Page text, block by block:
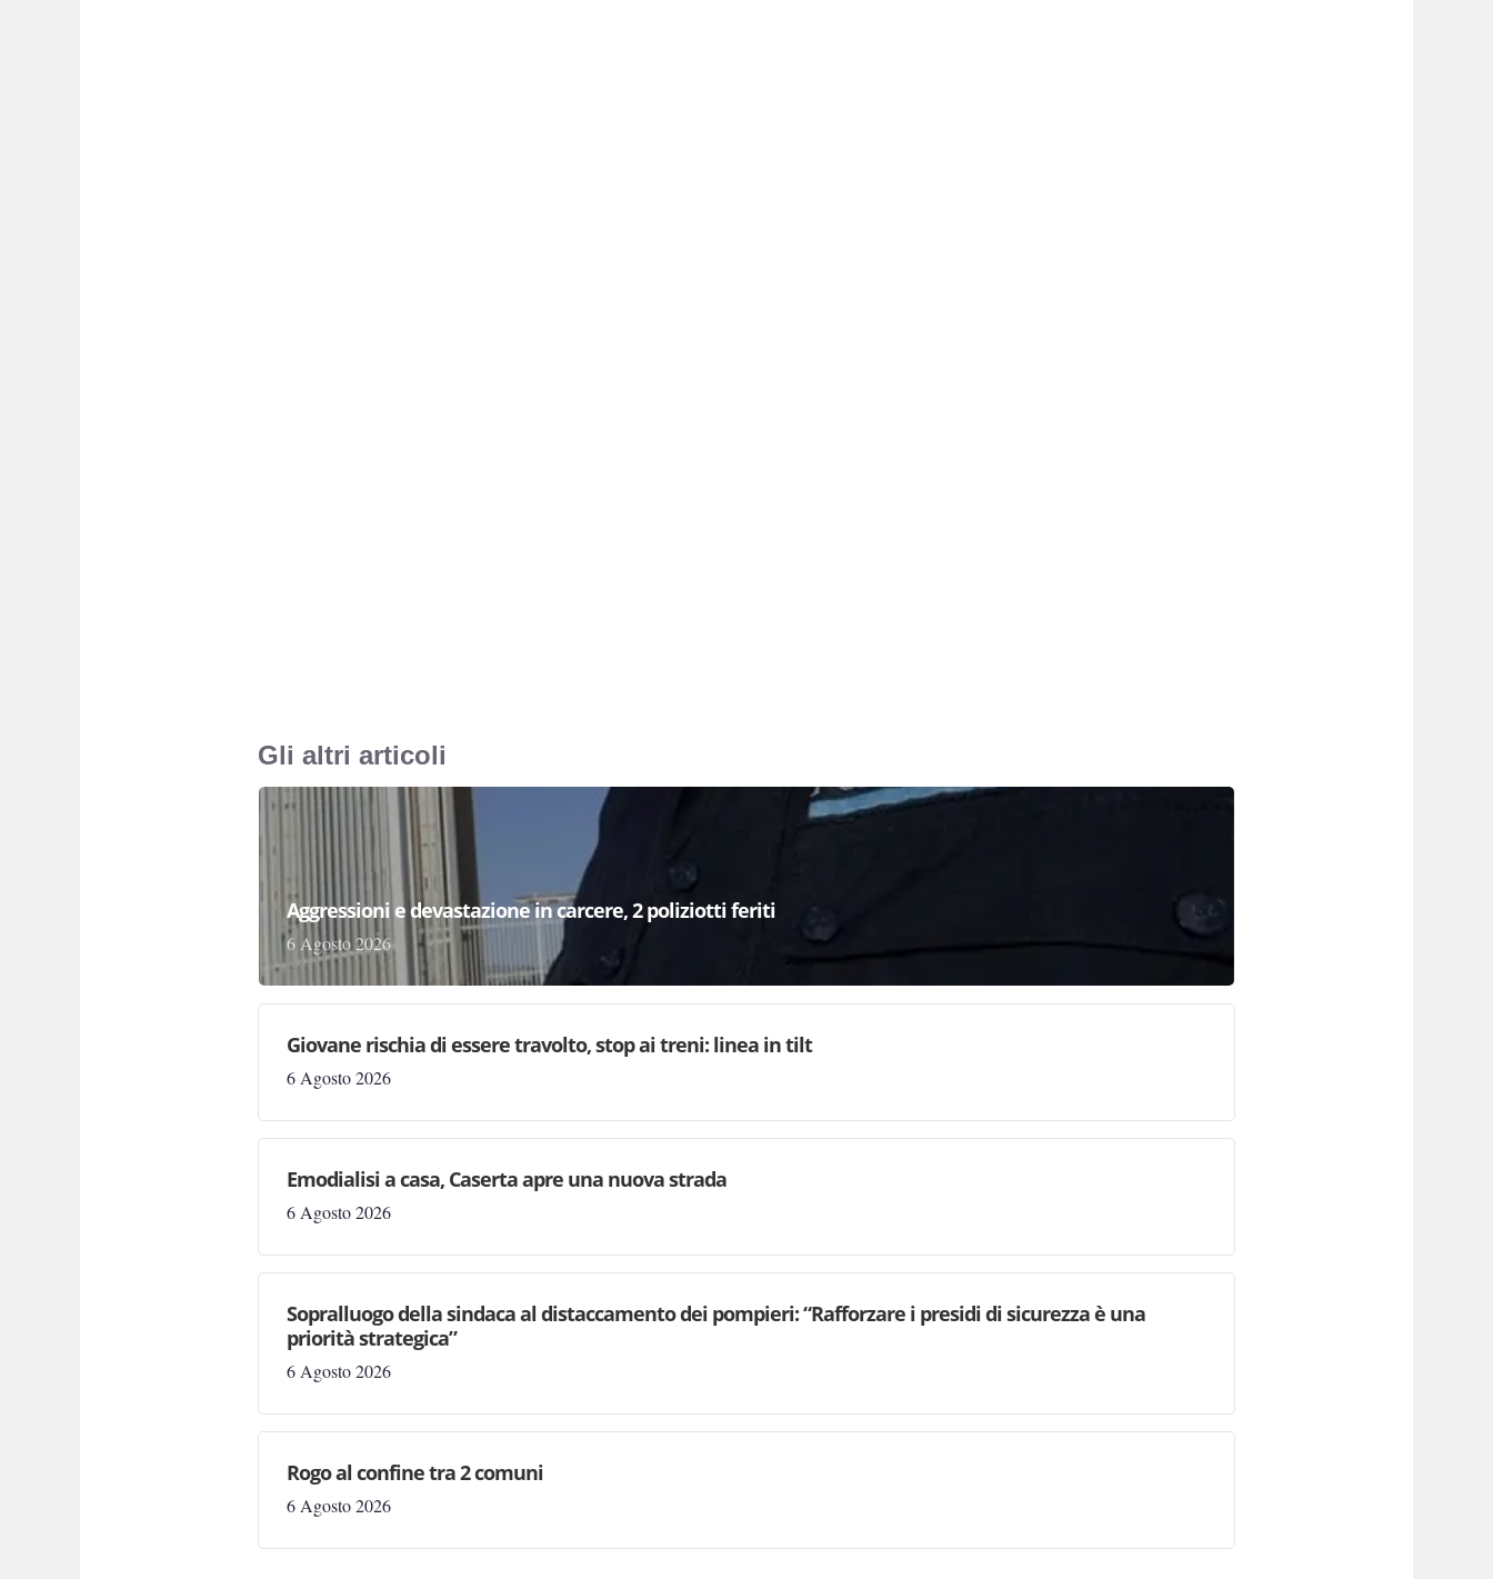
Gli altri articoli
Aggressioni e devastazione in carcere, 2 poliziotti feriti
6 Agosto 2026
Giovane rischia di essere travolto, stop ai treni: linea in tilt
6 Agosto 2026
Emodialisi a casa, Caserta apre una nuova strada
6 Agosto 2026
Sopralluogo della sindaca al distaccamento dei pompieri: “Rafforzare i presidi di sicurezza è una
priorità strategica”
6 Agosto 2026
Rogo al confine tra 2 comuni
6 Agosto 2026